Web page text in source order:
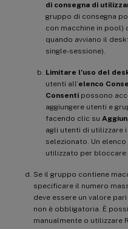
di consegna di
gruppo di consegna
con macchine in pool)
quando avviano il
single-sessione).
Limitare l’uso del
utenti all’elenco
Consenti possono
aggiungere utenti e
facendo clic su
agli utenti di utilizzare
selezionato. Un
utilizzato per bloccare
Se il gruppo contiene
specificare il numero
deve essere un valore
non è obbligatoria. È
manualmente o utilizzare